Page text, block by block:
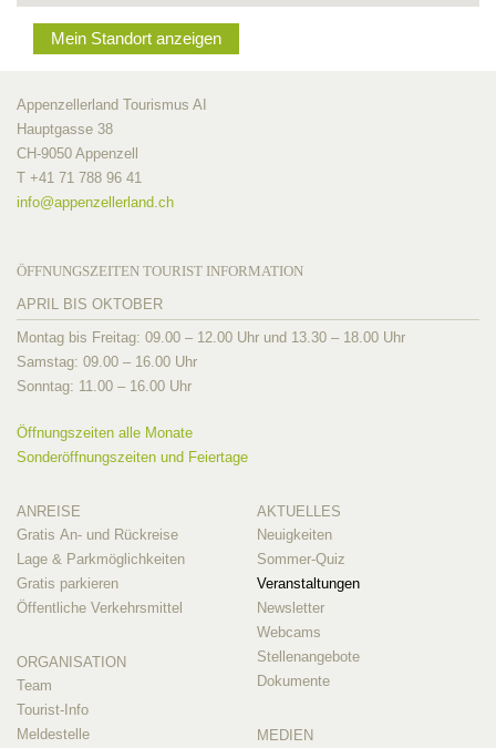
Mein Standort anzeigen
Appenzellerland Tourismus AI
Hauptgasse 38
CH-9050 Appenzell
T +41 71 788 96 41
info@appenzellerland.ch
ÖFFNUNGSZEITEN TOURIST INFORMATION
APRIL BIS OKTOBER
Montag bis Freitag: 09.00 – 12.00 Uhr und 13.30 – 18.00 Uhr
Samstag: 09.00 – 16.00 Uhr
Sonntag: 11.00 – 16.00 Uhr
Öffnungszeiten alle Monate
Sonderöffnungszeiten und Feiertage
ANREISE
Gratis An- und Rückreise
Lage & Parkmöglichkeiten
Gratis parkieren
Öffentliche Verkehrsmittel
ORGANISATION
Team
Tourist-Info
Meldestelle
AKTUELLES
Neuigkeiten
Sommer-Quiz
Veranstaltungen
Newsletter
Webcams
Stellenangebote
Dokumente
MEDIEN